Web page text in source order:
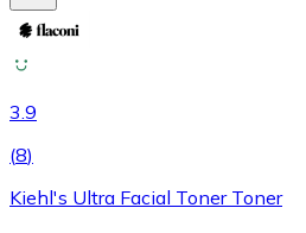
3.9
(8)
Kiehl's Ultra Facial Toner Toner